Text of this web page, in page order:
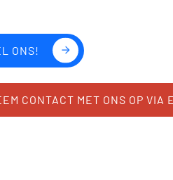
ONS!
CONTACT MET ONS OP VIA